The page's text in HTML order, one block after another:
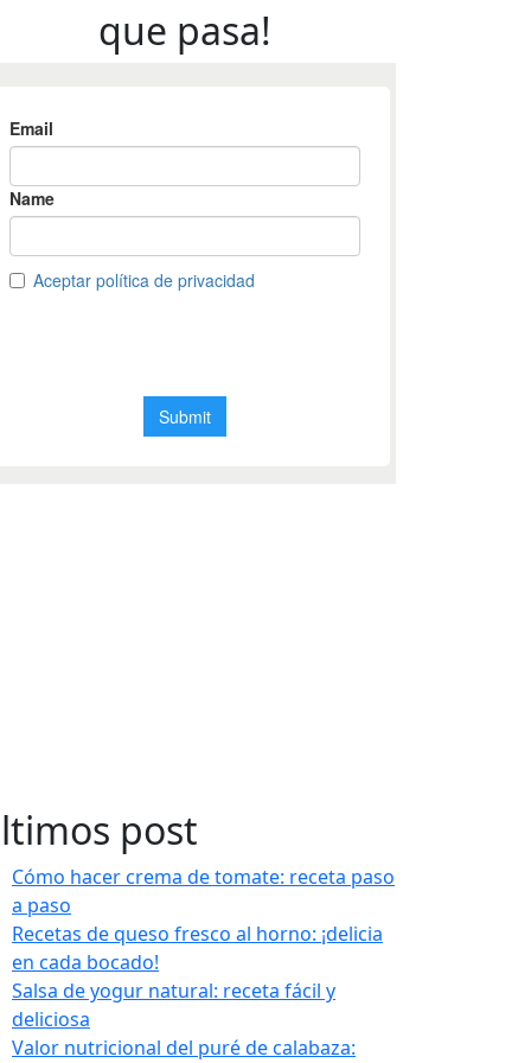
que pasa!
post
Cómo hacer crema de tomate: receta paso
a paso
Recetas de queso fresco al horno: ¡delicia
en cada bocado!
Salsa de yogur natural: receta fácil y
deliciosa
Valor nutricional del puré de calabaza: